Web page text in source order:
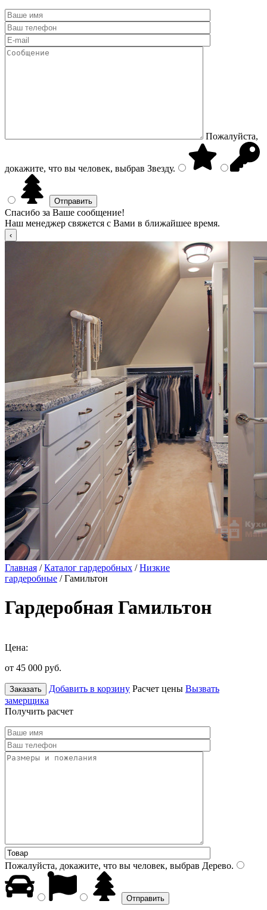
Пожалуйста,
докажите, что вы человек, выбрав Звезду.
Спасибо за Ваше сообщение!
Наш менеджер свяжется с Вами в ближайшее время.
Главная /Каталог гардеробных /Низкие
гардеробные / Гамильтон
Гардеробная Гамильтон
Цена:
от 45 000 руб.
Заказать Добавить в корзину Расчет цены Вызвать
замерщика
Получить расчет
Пожалуйста, докажите, что вы человек, выбрав Дерево.